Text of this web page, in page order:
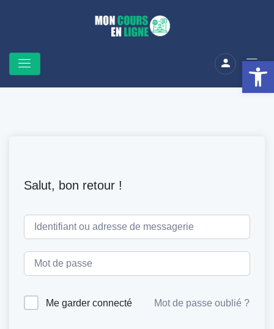
Salut, bon retour !
Me garder connecté Mot de passe oublié ?